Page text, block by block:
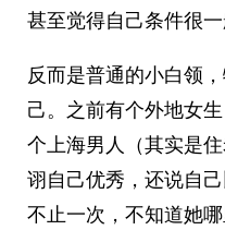
甚至觉得自己条件很一
反而是普通的小白领
己。之前有个外地女
个上海男人（其实是
诩自己优秀，还说自
不止一次，不知道她哪